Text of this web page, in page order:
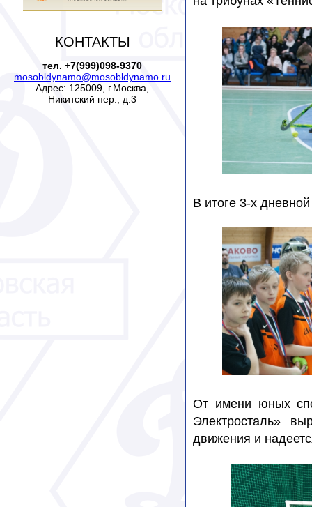
КОНТАКТЫ
тел. +7(999)098-9370
mosobldynamo@mosobldynamo.ru
Адрес: 125009, г.Москва,
Никитский пер., д.3
В итоге 3-х
От имени юных
Электросталь»
движения и